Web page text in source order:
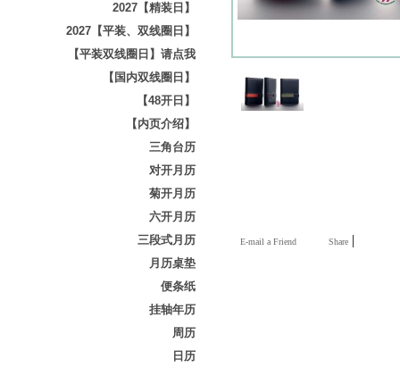
2027【精装日】
2027【平装、双线圈日】
【平装双线圈日】请点我
【国内双线圈日】
【48开日】
【内页介绍】
三角台历
对开月历
菊开月历
六开月历
三段式月历
月历桌垫
便条纸
挂轴年历
周历
日历
E-mail a Friend Share |